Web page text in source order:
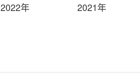
2022年 2021年